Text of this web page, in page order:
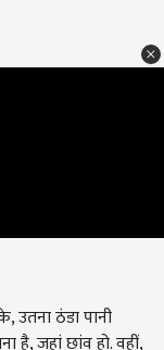
उतना ठंडा पानी
है, जहां छांव हो. वहीं,